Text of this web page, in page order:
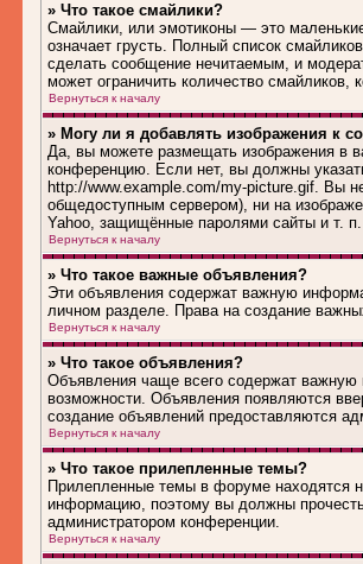
» Что такое смайлики?
Смайлики, или эмотиконы — это
означает грусть. Полный список
сделать сообщение нечитаемым, и
может ограничить количество смайликов,
Вернуться к началу
» Могу ли я добавлять изображения к
Да, вы можете размещать изображения в
конференцию. Если нет, вы должны
http://www.example.com/my-picture.gif. Вы
общедоступным сервером), ни на
Yahoo, защищённые паролями сайты и т.
Вернуться к началу
» Что такое важные объявления?
Эти объявления содержат важную
личном разделе. Права на создание
Вернуться к началу
» Что такое объявления?
Объявления чаще всего содержат
возможности. Объявления появляются
создание объявлений предоставляются
Вернуться к началу
» Что такое прилепленные темы?
Прилепленные темы в форуме находятся
информацию, поэтому вы должны
администратором конференции.
Вернуться к началу